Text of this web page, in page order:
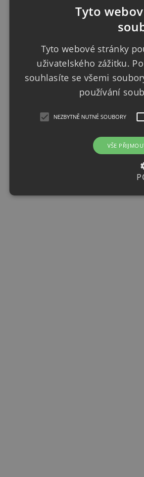
Tyto
Tyto webové stránky
uživatelského zážitku.
souhlasíte se všemi
používání
NEZBYTNĚ NUTNÉ SOUBORY
VŠE